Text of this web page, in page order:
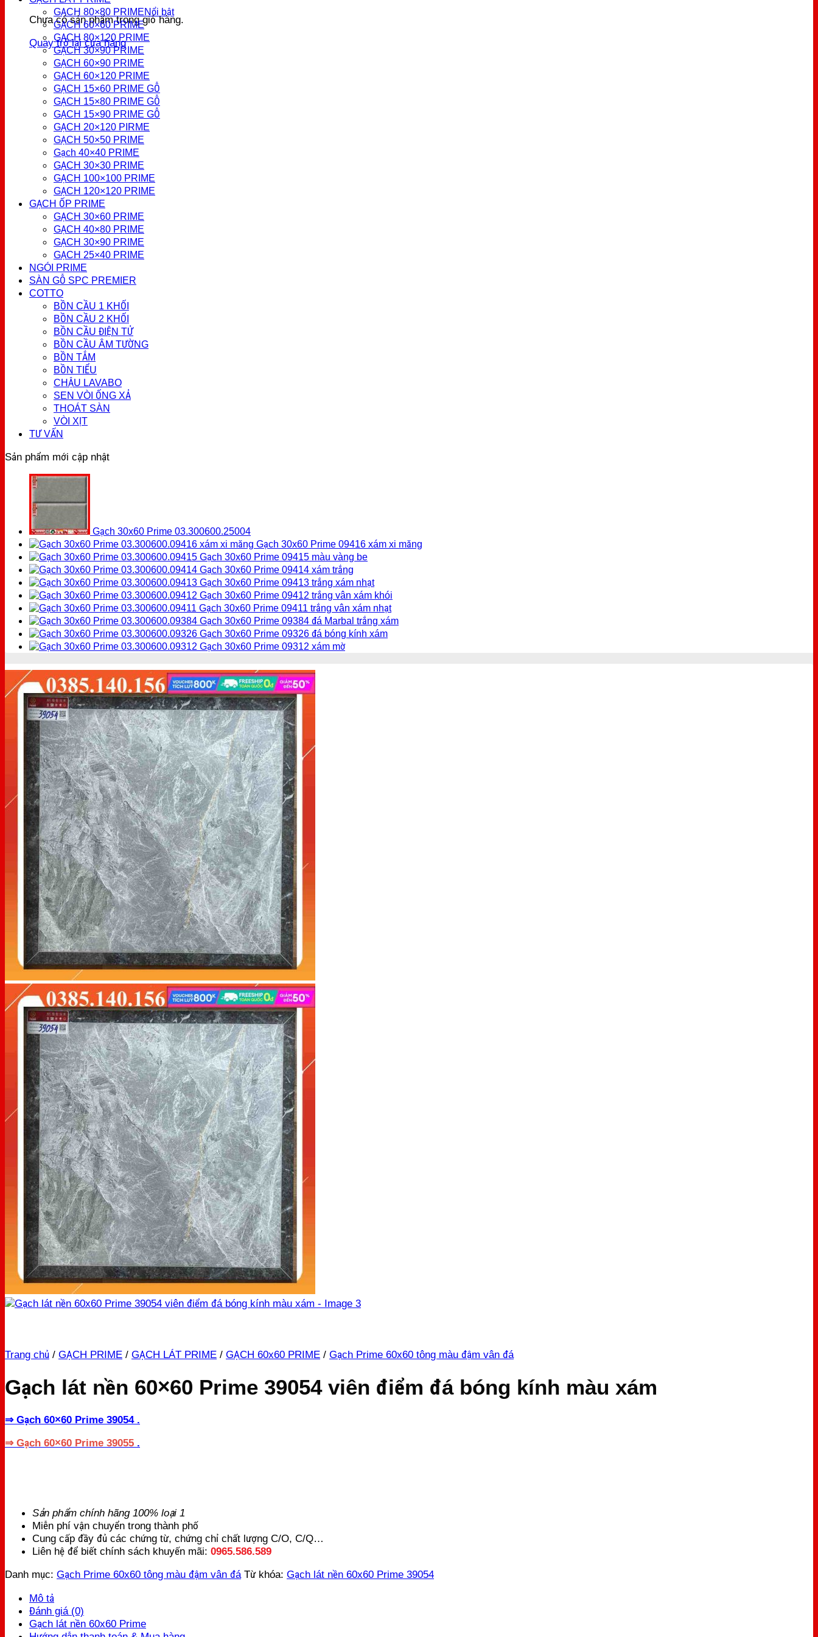
Chưa có sản phẩm trong giỏ hàng.
Quay trở lại cửa hàng
GẠCH 80×80 PRIME
GẠCH 60×60 PRIME
GẠCH 80×120 PRIME
GẠCH 30×90 PRIME
GẠCH 60×90 PRIME
GẠCH 60×120 PRIME
GẠCH 15×60 PRIME GỖ
GẠCH 15×80 PRIME GỖ
GẠCH 15×90 PRIME GỖ
GẠCH 20×120 PIRME
GẠCH 50×50 PRIME
Gạch 40×40 PRIME
GẠCH 30×30 PRIME
GẠCH 100×100 PRIME
GẠCH 120×120 PRIME
GẠCH ỐP PRIME
GẠCH 30×60 PRIME
GẠCH 40×80 PRIME
GẠCH 30×90 PRIME
GẠCH 25×40 PRIME
NGÓI PRIME
SÀN GỖ SPC PREMIER
COTTO
BỒN CẦU 1 KHỐI
BỒN CẦU 2 KHỐI
BỒN CẦU ĐIỆN TỬ
BỒN CẦU ÂM TƯỜNG
BỒN TẮM
BỒN TIỂU
CHẬU LAVABO
SEN VÒI ỐNG XẢ
THOÁT SÀN
VÒI XỊT
TƯ VẤN
Sản phẩm mới cập nhật
Gạch 30x60 Prime 03.300600.25004
Gạch 30x60 Prime 09416 xám xi măng
Gạch 30x60 Prime 09415 màu vàng be
Gạch 30x60 Prime 09414 xám trắng
Gạch 30x60 Prime 09413 trắng xám nhạt
Gạch 30x60 Prime 09412 trắng vân xám khói
Gạch 30x60 Prime 09411 trắng vân xám nhạt
Gạch 30x60 Prime 09384 đá Marbal trắng xám
Gạch 30x60 Prime 09326 đá bóng kính xám
Gạch 30x60 Prime 09312 xám mờ
Trang chủ / GẠCH PRIME / GẠCH LÁT PRIME / GẠCH 60x60 PRIME / Gạch Prime 60x60 tông màu đậm vân đá
Gạch lát nền 60×60 Prime 39054 viên điểm đá bóng kính màu xám
⇒ Gạch 60×60 Prime 39054 .
⇒ Gạch 60×60 Prime 39055 .
Sản phẩm chính hãng 100% loại 1
Miễn phí vận chuyển trong thành phố
Cung cấp đầy đủ các chứng từ, chứng chỉ chất lượng C/O, C/Q…
Liên hệ để biết chính sách khuyến mãi: 0965.586.589
Danh mục: Gạch Prime 60x60 tông màu đậm vân đá Từ khóa: Gạch lát nền 60x60 Prime 39054
Mô tả
Đánh giá (0)
Gạch lát nền 60x60 Prime